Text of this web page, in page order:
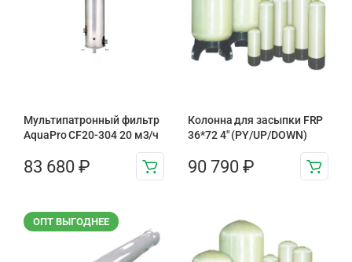
Мультипатронный фильтр
AquaPro CF20-304 20 м3/ч
83 680 ₽
Колонна для засыпки FRP
36*72 4″ (PY/UP/DOWN)
90 790 ₽
ОПТ ВЫГОДНЕЕ